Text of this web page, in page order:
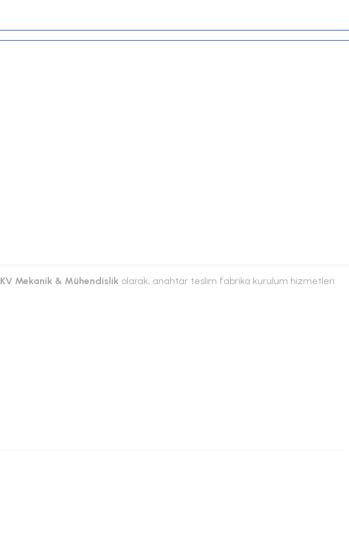
KV Mekanik & Mühendislik olarak, anahtar teslim fabrika kurulum hizmetleri